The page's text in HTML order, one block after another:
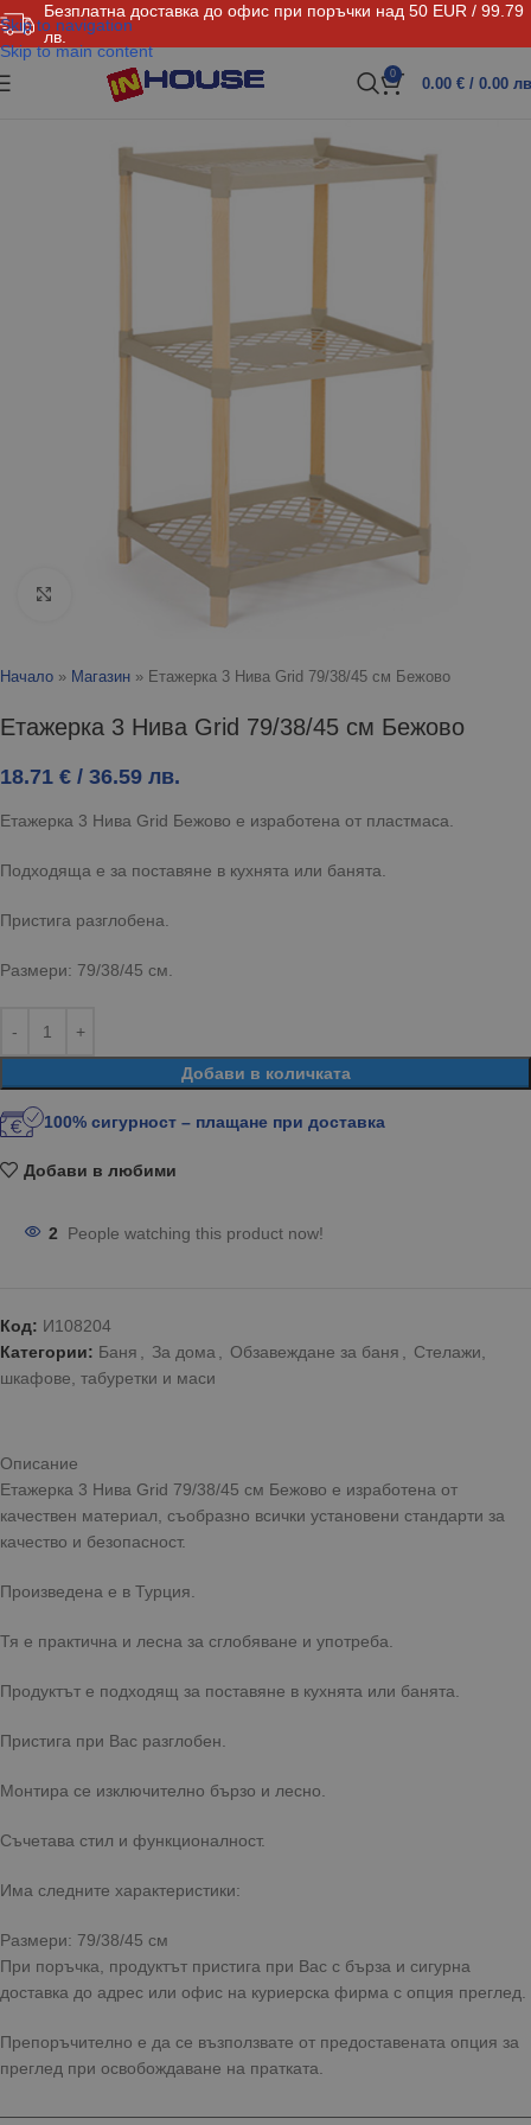
Безплатна доставка до офис при поръчки над 50 EUR / 99.79
лв.
Skip to navigation
Skip to main content
0
0.00 € / 0.00
Начало » Магазин » Етажерка 3 Нива Grid 79/38/45 см Бежово
Етажерка 3 Нива Grid 79/38/45 см Бежово
18.71 € / 36.59 лв.
Етажерка 3 Нива Grid Бежово е изработена от пластмаса.
Подходяща е за поставяне в кухнята или банята.
Пристига разглобена.
Размери: 79/38/45 см.
Добави в количката
100% сигурност – плащане при доставка
Добави в любими
2 People watching this product now!
Код: И108204
Категории: Баня За дома Обзавеждане за баня
Стелажи,
шкафове, табуретки и маси
Описание
Етажерка 3 Нива Grid 79/38/45 см Бежово е изработена от
качествен материал, съобразно всички установени стандарти за
качество и безопасност.
Произведена е в Турция.
Тя е практична и лесна за сглобяване и употреба.
Продуктът е подходящ за поставяне в кухнята или банята.
Пристига при Вас разглобен.
Монтира се изключително бързо и лесно.
Съчетава стил и функционалност.
Има следните характеристики:
Размери: 79/38/45 см
При поръчка, продуктът пристига при Вас с бърза и сигурна
доставка до адрес или офис на куриерска фирма с опция преглед.
Препоръчително е да се възползвате от предоставената опция за
преглед при освобождаване на пратката.